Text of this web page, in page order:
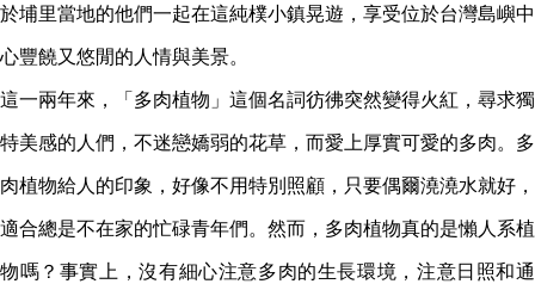
於埔里當地的他們一起在這純樸小鎮晃遊，享受位於台灣島嶼中
心豐饒又悠閒的人情與美景。
這一兩年來，「多肉植物」這個名詞彷彿突然變得火紅，尋求獨
特美感的人們，不迷戀嬌弱的花草，而愛上厚實可愛的多肉。多
肉植物給人的印象，好像不用特別照顧，只要偶爾澆澆水就好，
適合總是不在家的忙碌青年們。然而，多肉植物真的是懶人系植
物嗎？事實上，沒有細心注意多肉的生長環境，注意日照和通